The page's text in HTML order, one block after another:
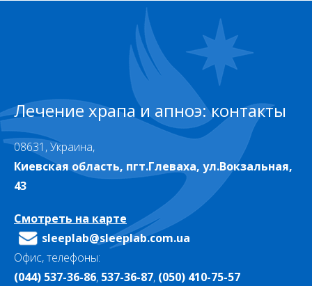
Лечение храпа и апноэ: контакты
08631, Украина,
Киевская область, пгт.Глеваха, ул.Вокзальная,
43
Смотреть на карте
sleeplab@sleeplab.com.ua
Офис, телефоны:
(044) 537-36-86, 537-36-87, (050) 410-75-57